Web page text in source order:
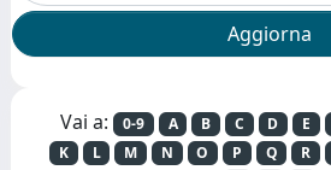
Vai a: 0-9 A B C D E
K
L M N O P Q R